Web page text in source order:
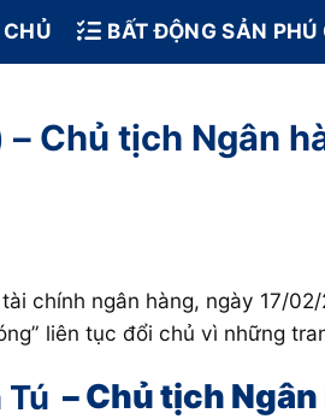
BẤT ĐỘNG SẢN PHÚ
Chủ tịch Ngân
chính ngân hàng, ngày 17/
liên tục đổi chủ vì những
– Chủ tịch